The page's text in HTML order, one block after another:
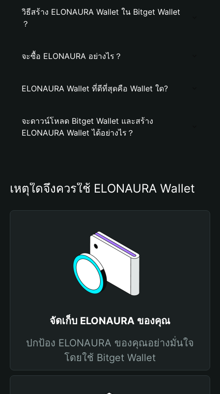
วิธีสร้าง ELONAURA Wallet ใน Bitget Wallet
？
จะซื้อ ELONAURA อย่างไร？
ELONAURA Wallet ที่ดีที่สุดคือ Wallet ใด?
จะดาวน์โหลด Bitget Wallet และสร้าง
ELONAURA Wallet ได้อย่างไร？
เหตุใดจึงควรใช้ ELONAURA Wallet
จัดเก็บ ELONAURA ของคุณ
ปกป้อง ELONAURA ของคุณอย่างมั่นใจ
โดยใช้ Bitget Wallet